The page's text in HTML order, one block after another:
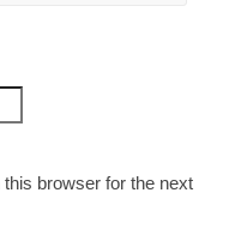
browser for the next